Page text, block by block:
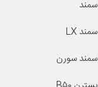
سمند
سمند LX
سمند سورن